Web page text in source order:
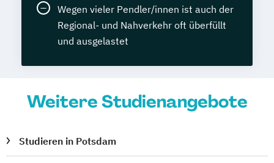
Wegen vieler Pendler/innen ist auch der
Regional- und Nahverkehr oft überfüllt
und ausgelastet
Weitere Studienangebote
Studieren in Potsdam